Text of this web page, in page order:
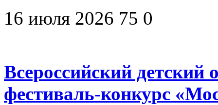
16 июля 2026 75 0
Всероссийский
фестиваль-конкурс